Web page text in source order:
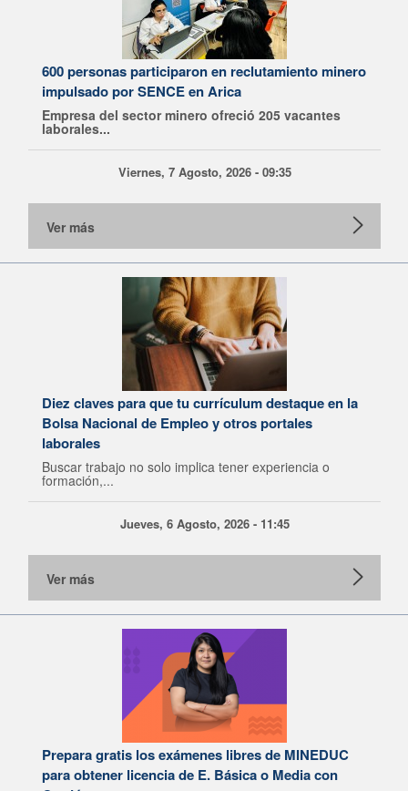
600 personas participaron en reclutamiento minero
impulsado por SENCE en Arica
Empresa del sector minero ofreció 205 vacantes
laborales...
Viernes, 7 Agosto, 2026 - 09:35
Ver más
Diez claves para que tu currículum destaque en la
Bolsa Nacional de Empleo y otros portales
laborales
Buscar trabajo no solo implica tener experiencia o
formación,...
Jueves, 6 Agosto, 2026 - 11:45
Ver más
Prepara gratis los exámenes libres de MINEDUC
para obtener licencia de E. Básica o Media con